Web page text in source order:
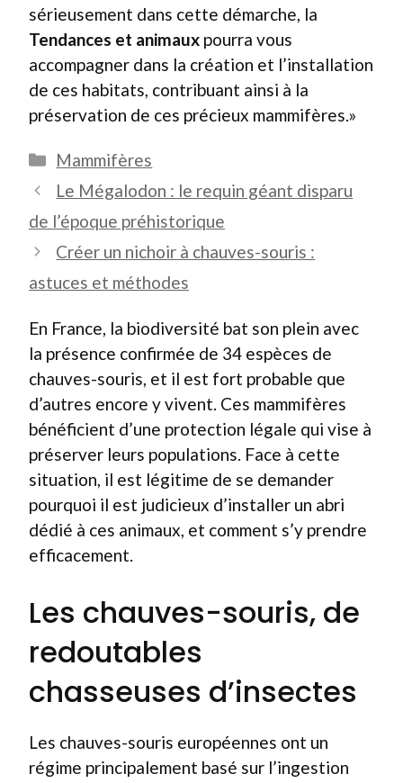
sérieusement dans cette démarche, la
Tendances et animaux pourra vous
accompagner dans la création et l’installation
de ces habitats, contribuant ainsi à la
préservation de ces précieux mammifères.»
Catégories
Mammifères
Le Mégalodon : le requin géant disparu
de l’époque préhistorique
Créer un nichoir à chauves-souris :
astuces et méthodes
En France, la biodiversité bat son plein avec
la présence confirmée de 34 espèces de
chauves-souris, et il est fort probable que
d’autres encore y vivent. Ces mammifères
bénéficient d’une protection légale qui vise à
préserver leurs populations. Face à cette
situation, il est légitime de se demander
pourquoi il est judicieux d’installer un abri
dédié à ces animaux, et comment s’y prendre
efficacement.
Les chauves-souris, de
redoutables
chasseuses d’insectes
Les chauves-souris européennes ont un
régime principalement basé sur l’ingestion